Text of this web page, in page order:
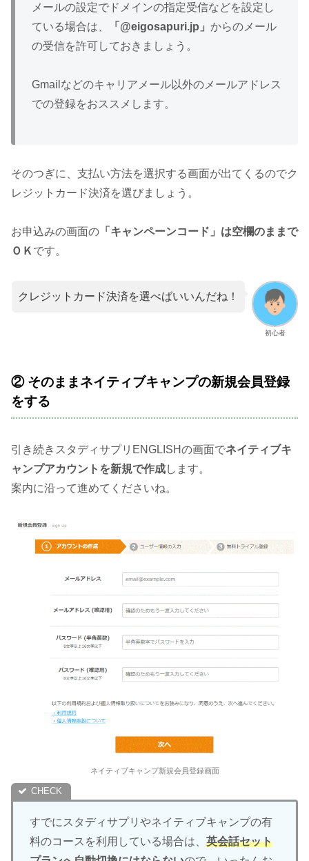
メールの設定でドメインの指定受信などを設定し
ている場合は、
「@eigosapuri.jp」 からのメール
の受信を許可しておきましょう。
Gmailなどのキャリアメール以外のメールアドレス
での登録をおススメします。
そのつぎに、支払い方法を選択する画面が出てくるのでク
レジットカード決済を選びましょう。
お申込みの画面の 「キャンペーンコード」は空欄のままで
ＯＫ です。
初心者
クレジットカード決済を選べばいいんだね！
② そのままネイティブキャンプの新規会員登録
をする
引き続きスタディサプリENGLISHの画面でネイティブキ
ャンプアカウントを新規で作成します。
案内に沿って進めてくださいね。
ネイティブキャンプ新規会員登録画面
すでにスタディサプリやネイティブキャンプの有
料のコースを利用している場合は、 英会話セット